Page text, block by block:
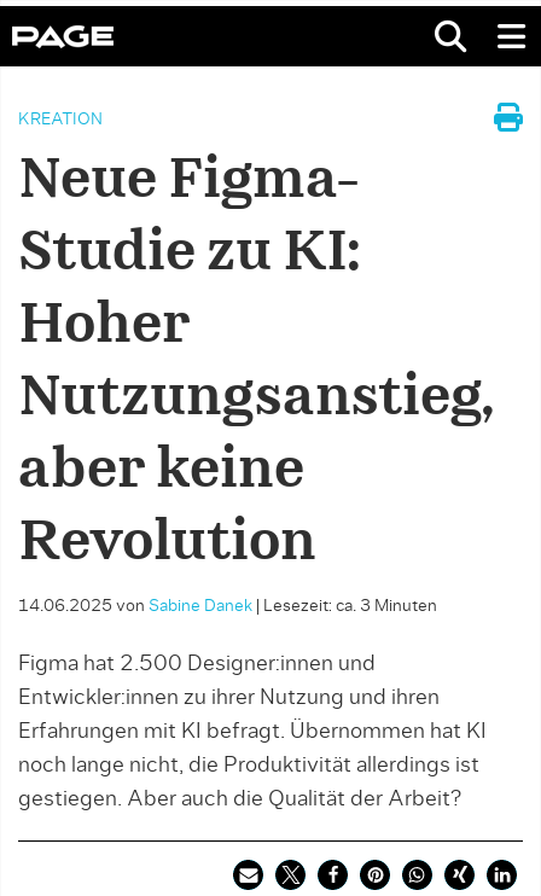
KREATION
Neue Figma-
Studie zu KI:
Hoher
Nutzungsanstieg,
aber keine
Revolution
14.06.2025 von Sabine Danek Lesezeit: ca. 3 Minuten
Figma hat 2.500 Designer:innen und
Entwickler:innen zu ihrer Nutzung und ihren
Erfahrungen mit KI befragt. Übernommen hat KI
noch lange nicht, die Produktivität allerdings ist
gestiegen. Aber auch die Qualität der Arbeit?